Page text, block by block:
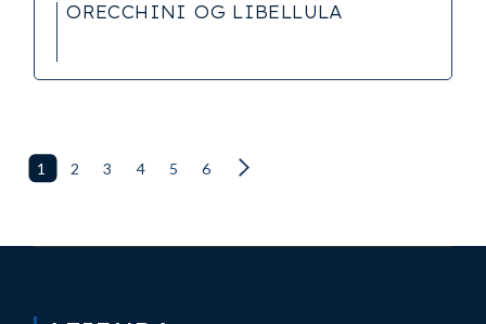
ORECCHINI OG LIBELLULA
1 2 3 4 5 6